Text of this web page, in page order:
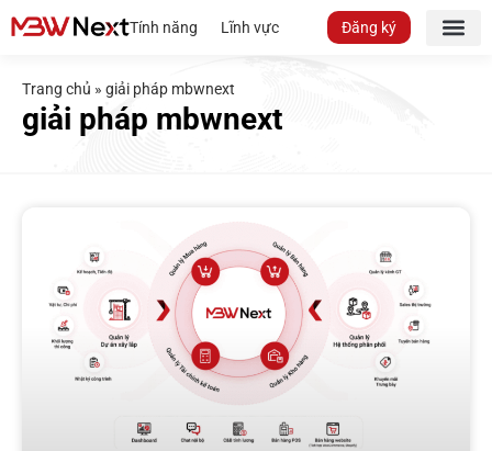
Tính năng Lĩnh vực Đăng ký
Trang chủ » giải pháp mbwnext
giải pháp mbwnext